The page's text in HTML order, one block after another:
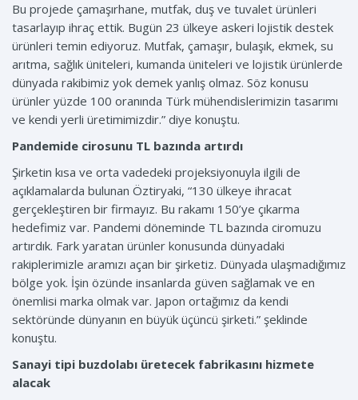
Bu projede çamaşırhane, mutfak, duş ve tuvalet ürünleri
tasarlayıp ihraç ettik. Bugün 23 ülkeye askeri lojistik destek
ürünleri temin ediyoruz. Mutfak, çamaşır, bulaşık, ekmek, su
arıtma, sağlık üniteleri, kumanda üniteleri ve lojistik ürünlerde
dünyada rakibimiz yok demek yanlış olmaz. Söz konusu
ürünler yüzde 100 oranında Türk mühendislerimizin tasarımı
ve kendi yerli üretimimizdir.” diye konuştu.
Pandemide cirosunu TL bazında artırdı
Şirketin kısa ve orta vadedeki projeksiyonuyla ilgili de
açıklamalarda bulunan Öztiryaki, “130 ülkeye ihracat
gerçekleştiren bir firmayız. Bu rakamı 150’ye çıkarma
hedefimiz var. Pandemi döneminde TL bazında ciromuzu
artırdık. Fark yaratan ürünler konusunda dünyadaki
rakiplerimizle aramızı açan bir şirketiz. Dünyada ulaşmadığımız
bölge yok. İşin özünde insanlarda güven sağlamak ve en
önemlisi marka olmak var. Japon ortağımız da kendi
sektöründe dünyanın en büyük üçüncü şirketi.” şeklinde
konuştu.
Sanayi tipi buzdolabı üretecek fabrikasını hizmete
alacak